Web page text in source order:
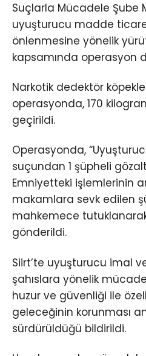
Suçlarla Mücadele Şube
uyuşturucu madde
önlenmesine yönelik
kapsamında operasyon
Narkotik dedektör
operasyonda, 170
geçirildi.
Operasyonda,
suçundan 1 şüpheli
Emniyetteki işlemlerinin
makamlara sevk edilen
mahkemece
gönderildi.
Siirt’te uyuşturucu imal
şahıslara yönelik
huzur ve güvenliği ile
geleceğinin korunması
sürdürüldüğü bildirildi.